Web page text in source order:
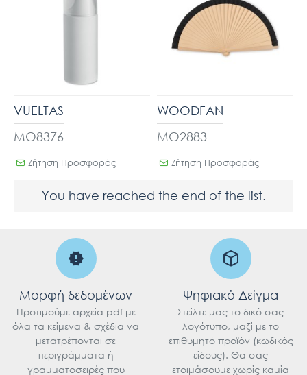
MO8376
VUELTAS
Ζήτηση Προσφοράς
MO2883
WOODFAN
Ζήτηση Προσφοράς
You have reached the end of the list.
Μορφή δεδομένων
Προτιμούμε αρχεία pdf με
όλα τα κείμενα & σχέδια να
μετατρέπονται σε
περιγράμματα ή
γραμματοσειρές που
Ψηφιακό Δείγμα
Στείλτε μας το δικό σας
λογότυπο, μαζί με το
επιθυμητό προϊόν (κωδικός
είδους). Θα σας
ετοιμάσουμε χωρίς καμία